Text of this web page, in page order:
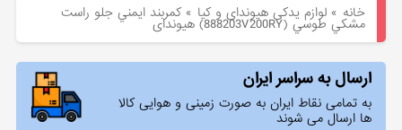
خانه »لوازم یدکی هیوندای و کیا »كمربند ايمني جلو راست
مشكي طوسي (888203V200RY) هیوندای
ارسال به سراسر ایران
به تمامی نقاط ایران به صورت زمینی و هوایی کالا
ها ارسال می شوند